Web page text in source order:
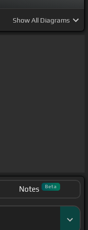
ShowAll Diagrams
Notes Beta